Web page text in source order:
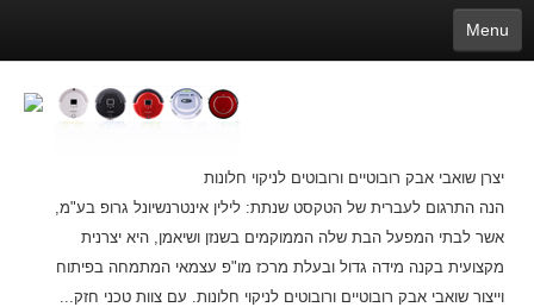
Menu
Deutsch
Português 日本語
Română Mongolian bāṅlā Norsk
Türkçe
Ўзбек тили
india Tiếng Việt íslenska Estonia
Bulgarian
Ukrainian
Slovenčina
יצרן שואבי אבק רובוטיים ורובוטים לניקוי חלונות
הנה התרגום לעברית של הטקסט שנתת: לילין אינטרנשיונל גרופ בע"מ,
אשר לבתי המפעל הבת שלה הממוקמים בשנזן ושיאמן, היא יצרנית
מקצועית בקנה מידה גדול ובעלת מרכז מו"פ עצמאי המתמחה בפיתוח
וייצור שואבי אבק רובוטיים ורובוטים לניקוי חלונות. עם צוות טכני חזק...